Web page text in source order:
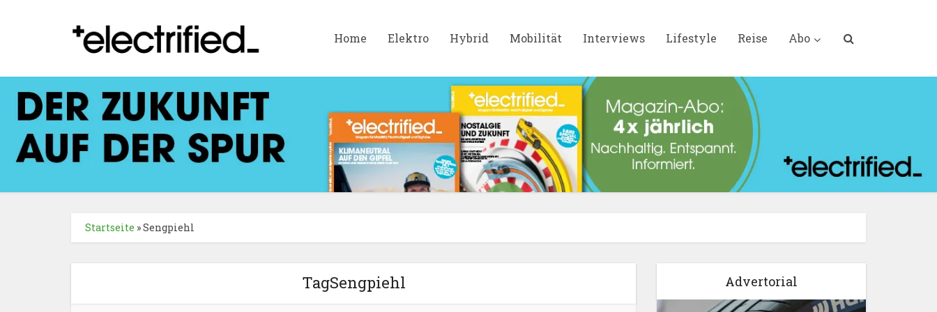
Home Elektro Hybrid Mobilität Interviews Lifestyle Reise Abo
Startseite »Sengpiehl
TagSengpiehl Advertorial